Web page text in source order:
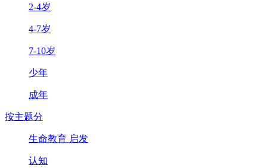
2-4岁
4-7岁
7-10岁
少年
成年
按主题分
生命教育 启发
认知